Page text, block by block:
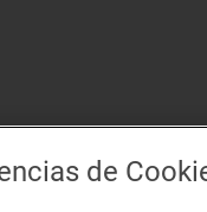
de